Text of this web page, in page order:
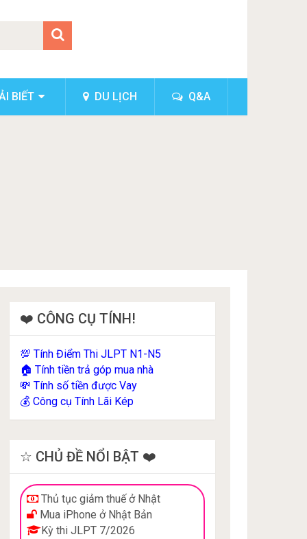
BIẾT DU LỊCH Q&A
❤️ CÔNG CỤ TÍNH!
💯Tính Điểm Thi JLPT N1-N5
🏠Tính tiền trả góp mua nhà
💸Tính số tiền được Vay
💰Công cụ Tính Lãi Kép
☆ CHỦ ĐỀ NỔI BẬT ❤️
Thủ tục giảm thuế ở Nhật
Mua iPhone ở Nhật Bản
Kỳ thi JLPT 7/2026